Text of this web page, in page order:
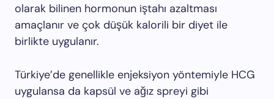
olarak bilinen hormonun iştahı azaltması
amaçlanır ve çok düşük kalorili bir diyet ile
birlikte uygulanır.
Türkiye’de genellikle enjeksiyon yöntemiyle HCG
uygulansa da kapsül ve ağız spreyi gibi